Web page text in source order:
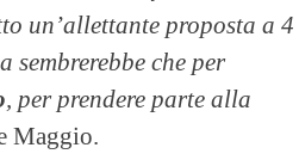
un’allettante proposta a 4
che per
, per prendere parte alla
Maggio.